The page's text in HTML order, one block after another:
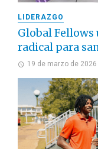
LIDERAZGO
Global
radical para
19 de marzo de 2026